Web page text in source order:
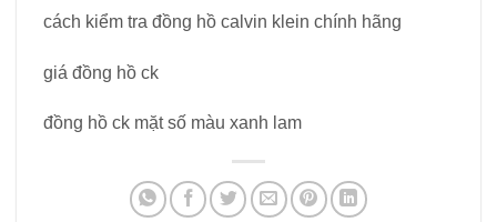
cách kiểm tra đồng hồ calvin klein chính hãng
giá đồng hồ ck
đồng hồ ck mặt số màu xanh lam